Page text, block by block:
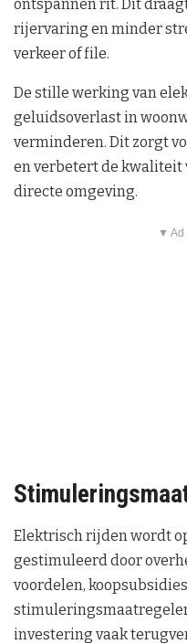
ontspannen rit. Dit
rijervaring en minder
verkeer of file.
De stille werking van
geluidsoverlast in
verminderen. Dit zorgt
en verbetert de kwaliteit
directe omgeving.
▼ Ad
Elektrisch rijden wordt
gestimuleerd door
voordelen,
investering vaak